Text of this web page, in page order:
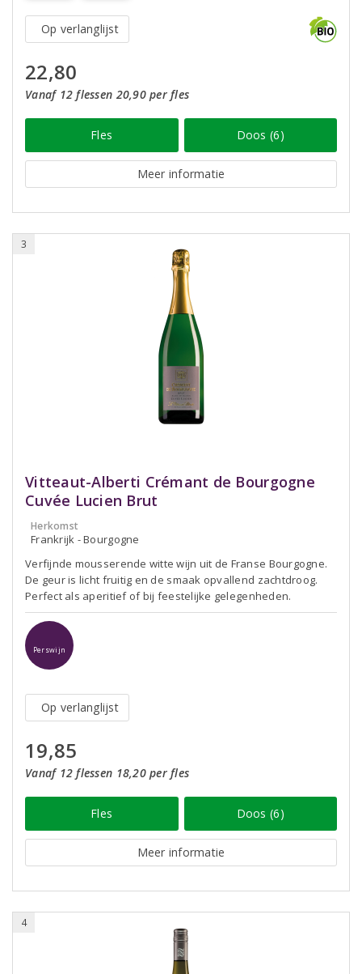
Op verlanglijst
22,80
Vanaf 12 flessen 20,90 per fles
Fles Doos (6)
Meer informatie
3
Vitteaut-Alberti Crémant de Bourgogne
Cuvée Lucien Brut
Herkomst
Frankrijk - Bourgogne
Verfijnde mousserende witte wijn uit de Franse Bourgogne.
De geur is licht fruitig en de smaak opvallend zachtdroog.
Perfect als aperitief of bij feestelijke gelegenheden.
Perswijn
Op verlanglijst
19,85
Vanaf 12 flessen 18,20 per fles
Fles Doos (6)
Meer informatie
4